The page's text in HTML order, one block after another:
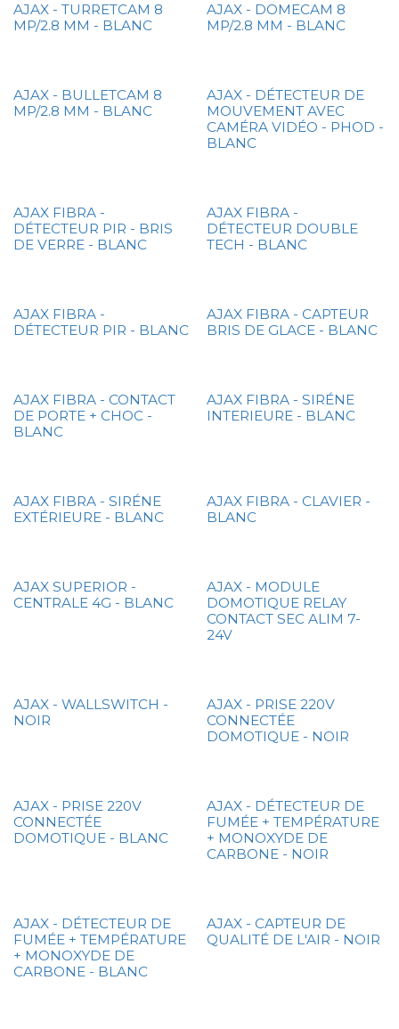
AJAX - TURRETCAM 8
MP/2.8 MM - BLANC
AJAX - DOMECAM 8
MP/2.8 MM - BLANC
AJAX - BULLETCAM 8
MP/2.8 MM - BLANC
Meilleurs Ventes
AJAX - DÉTECTEUR DE
MOUVEMENT AVEC
CAMÉRA VIDÉO - PHOD -
BLANC
AJAX FIBRA -
DÉTECTEUR PIR - BRIS
DE VERRE - BLANC
AJAX FIBRA -
DÉTECTEUR DOUBLE
TECH - BLANC
AJAX FIBRA -
DÉTECTEUR PIR - BLANC
AJAX FIBRA - CAPTEUR
BRIS DE GLACE - BLANC
AJAX FIBRA - CONTACT
DE PORTE + CHOC -
BLANC
AJAX FIBRA - SIRÉNE
INTERIEURE - BLANC
AJAX FIBRA - SIRÉNE
EXTÉRIEURE - BLANC
AJAX FIBRA - CLAVIER -
BLANC
AJAX SUPERIOR -
CENTRALE 4G - BLANC
AJAX - MODULE
DOMOTIQUE RELAY
CONTACT SEC ALIM 7-
24V
AJAX - WALLSWITCH -
NOIR
AJAX - PRISE 220V
CONNECTÉE
DOMOTIQUE - NOIR
AJAX - PRISE 220V
CONNECTÉE
DOMOTIQUE - BLANC
AJAX - DÉTECTEUR DE
FUMÉE + TEMPÉRATURE
+ MONOXYDE DE
CARBONE - NOIR
AJAX - DÉTECTEUR DE
FUMÉE + TEMPÉRATURE
+ MONOXYDE DE
CARBONE - BLANC
AJAX - CAPTEUR DE
QUALITÉ DE L'AIR - NOIR